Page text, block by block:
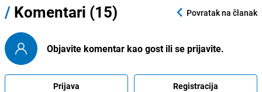
/ Komentari (15) Povratak na članak
Objavite komentar kao gost ili se prijavite.
Prijava Registracija